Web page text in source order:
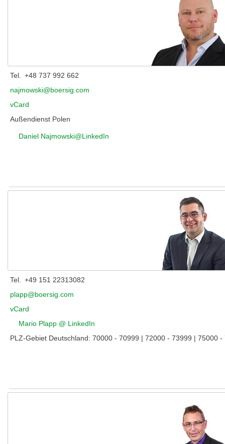
Tel.
+48 737 992 662
najmowski@boersig.com
vCard
Außendienst Polen
Daniel Najmowski@LinkedIn
Tel.
+49 151 22313082
plapp@boersig.com
vCard
Mario Plapp @ LinkedIn
PLZ-Gebiet Deutschland: 70000 - 70999 | 72000 - 73999 | 75000